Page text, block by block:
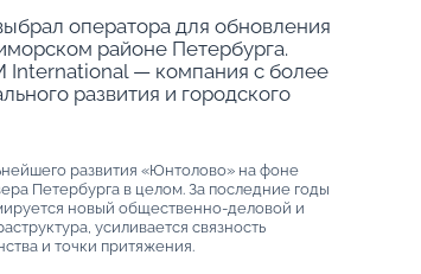
оператора для обновления
районе Петербурга.
International — компания с более
развития и городского
развития «Юнтолово» на фоне
Петербурга в целом. За последние годы
новый общественно-деловой и
усиливается связность
и точки притяжения.